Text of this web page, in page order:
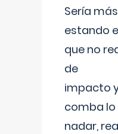
Sería
estando
que no
de
impacto
comba lo
nadar,